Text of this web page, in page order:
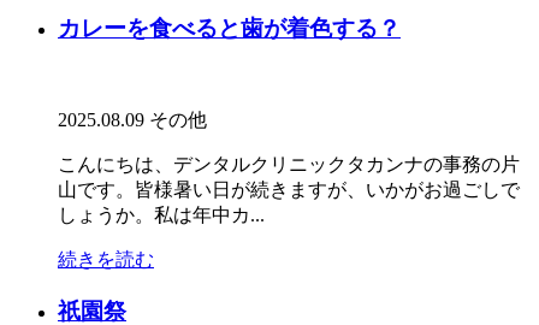
カレーを食べると歯が着色する？
2025.08.09 その他
こんにちは、デンタルクリニックタカンナの事務の片
山です。皆様暑い日が続きますが、いかがお過ごしで
しょうか。私は年中カ...
続きを読む
祇園祭